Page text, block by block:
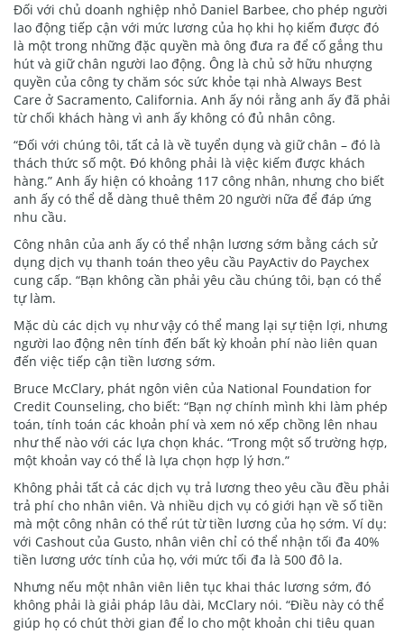
Đối với chủ doanh nghiệp nhỏ Daniel Barbee, cho phép người
lao động tiếp cận với mức lương của họ khi họ kiếm được đó
là một trong những đặc quyền mà ông đưa ra để cố gắng thu
hút và giữ chân người lao động. Ông là chủ sở hữu nhượng
quyền của công ty chăm sóc sức khỏe tại nhà Always Best
Care ở Sacramento, California. Anh ấy nói rằng anh ấy đã phải
từ chối khách hàng vì anh ấy không có đủ nhân công.
“Đối với chúng tôi, tất cả là về tuyển dụng và giữ chân – đó là
thách thức số một. Đó không phải là việc kiếm được khách
hàng.” Anh ấy hiện có khoảng 117 công nhân, nhưng cho biết
anh ấy có thể dễ dàng thuê thêm 20 người nữa để đáp ứng
nhu cầu.
Công nhân của anh ấy có thể nhận lương sớm bằng cách sử
dụng dịch vụ thanh toán theo yêu cầu PayActiv do Paychex
cung cấp. “Bạn không cần phải yêu cầu chúng tôi, bạn có thể
tự làm.
Mặc dù các dịch vụ như vậy có thể mang lại sự tiện lợi, nhưng
người lao động nên tính đến bất kỳ khoản phí nào liên quan
đến việc tiếp cận tiền lương sớm.
Bruce McClary, phát ngôn viên của National Foundation for
Credit Counseling, cho biết: “Bạn nợ chính mình khi làm phép
toán, tính toán các khoản phí và xem nó xếp chồng lên nhau
như thế nào với các lựa chọn khác. “Trong một số trường hợp,
một khoản vay có thể là lựa chọn hợp lý hơn.”
Không phải tất cả các dịch vụ trả lương theo yêu cầu đều phải
trả phí cho nhân viên. Và nhiều dịch vụ có giới hạn về số tiền
mà một công nhân có thể rút từ tiền lương của họ sớm. Ví dụ:
với Cashout của Gusto, nhân viên chỉ có thể nhận tối đa 40%
tiền lương ước tính của họ, với mức tối đa là 500 đô la.
Nhưng nếu một nhân viên liên tục khai thác lương sớm, đó
không phải là giải pháp lâu dài, McClary nói. “Điều này có thể
giúp họ có chút thời gian để lo cho một khoản chi tiêu quan